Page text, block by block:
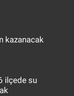
kazanacak
ilçede su